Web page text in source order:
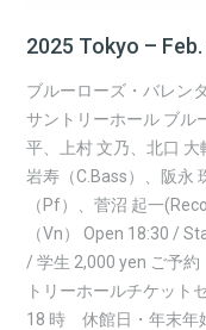
2025 Tokyo –
ブルーローズ・バレン
サントリーホール ブル
平、上村 文乃、北口
岩寿（C.Bass）、阪永
（Pf）、菅沼 起一
（Vn） Open 18:30 /
/ 学生 2,000 yen ご予
トリーホールチケット
18 時 休館日・年末年